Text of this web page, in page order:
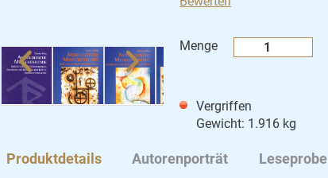
Menge
Vergriffen
Gewicht: 1.916 kg
Produktdetails Autorenporträt Leseprobe